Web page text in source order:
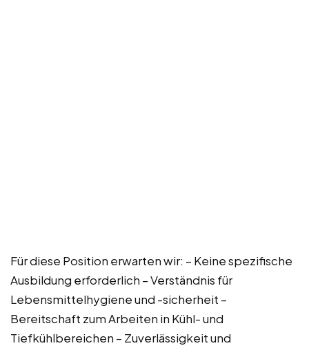
Für diese Position erwarten wir: – Keine spezifische
Ausbildung erforderlich – Verständnis für
Lebensmittelhygiene und -sicherheit –
Bereitschaft zum Arbeiten in Kühl- und
Tiefkühlbereichen – Zuverlässigkeit und